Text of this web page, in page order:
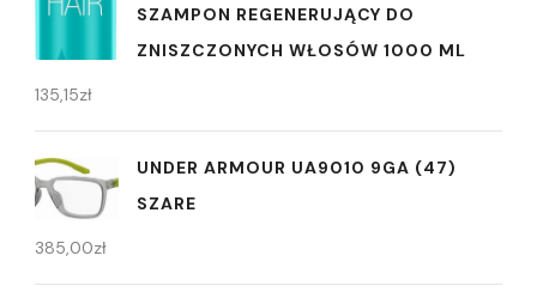
SZAMPON REGENERUJĄCY DO
ZNISZCZONYCH WŁOSÓW 1000 ML
135,15zł
UNDER ARMOUR UA9010 9GA (47)
SZARE
385,00zł